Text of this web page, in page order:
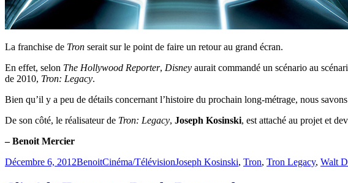
La franchise de Tron serait sur le point de faire un retour au grand écran.
En effet, selon The Hollywood Reporter, Disney aurait commandé un scénario au
de 2010, Tron: Legacy.
Bien qu’il y a peu de détails concernant l’histoire du prochain long-métrage, nous
De son côté, le réalisateur de Tron: Legacy, Joseph Kosinski, est attaché au projet et
– Benoit Mercier
Publié
Décembre 6, 2012BenoitCatégories
Cinéma/TélévisionÉtiquettes
Joseph Kosinski, Tron, Tron Legacy, Walt